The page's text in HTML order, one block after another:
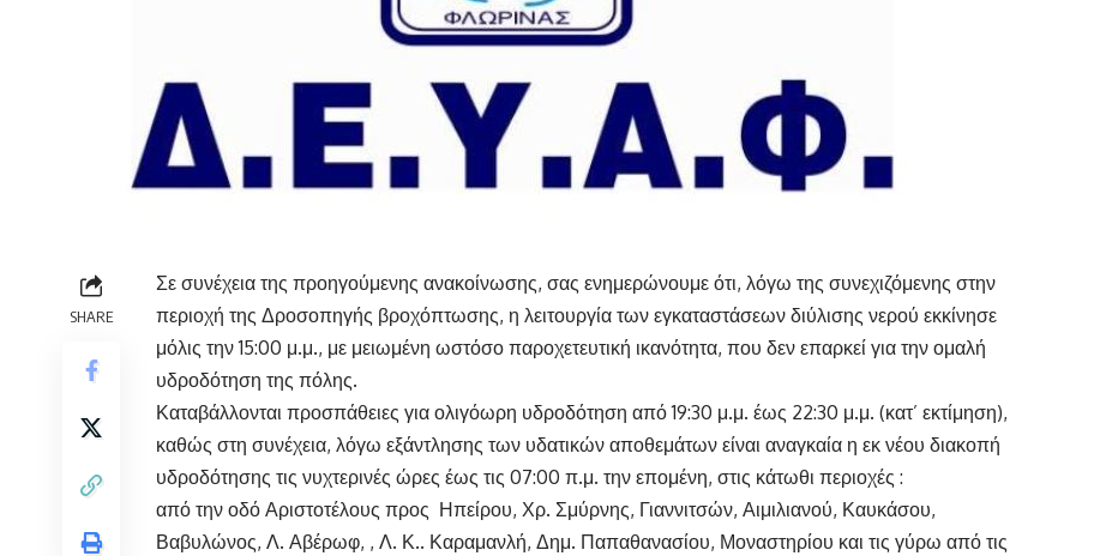
SHARE
Σε συνέχεια της προηγούμενης ανακοίνωσης, σας ενημερώνουμε ότι, λόγω της συνεχιζόμενης στην
περιοχή της Δροσοπηγής βροχόπτωσης, η λειτουργία των εγκαταστάσεων διύλισης νερού εκκίνησε
μόλις την 15:00 μ.μ., με μειωμένη ωστόσο παροχετευτική ικανότητα, που δεν επαρκεί για την ομαλή
υδροδότηση της πόλης.
Καταβάλλονται προσπάθειες για ολιγόωρη υδροδότηση από 19:30 μ.μ. έως 22:30 μ.μ. (κατ’ εκτίμηση),
καθώς στη συνέχεια, λόγω εξάντλησης των υδατικών αποθεμάτων είναι αναγκαία η εκ νέου διακοπή
υδροδότησης τις νυχτερινές ώρες έως τις 07:00 π.μ. την επομένη, στις κάτωθι περιοχές :
από την οδό Αριστοτέλους προς Ηπείρου, Χρ. Σμύρνης, Γιαννιτσών, Αιμιλιανού, Καυκάσου,
Βαβυλώνος, Λ. Αβέρωφ, , Λ. Κ.. Καραμανλή, Δημ. Παπαθανασίου, Μοναστηρίου και τις γύρω από τις